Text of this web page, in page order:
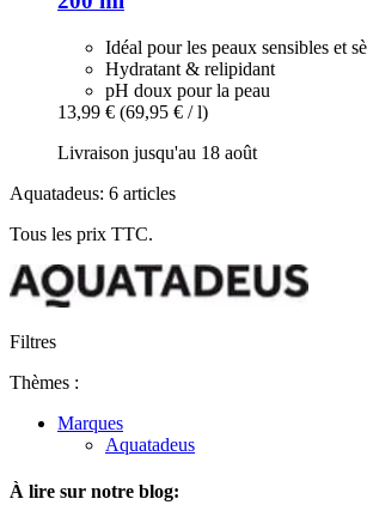
Idéal pour les peaux sensibles et
Hydratant & relipidant
pH doux pour la peau
13,99 € (69,95 € / l)
Livraison jusqu'au 18 août
Aquatadeus: 6 articles
Tous les prix TTC.
Filtres
Thèmes :
Marques
Aquatadeus
À lire sur notre blog: